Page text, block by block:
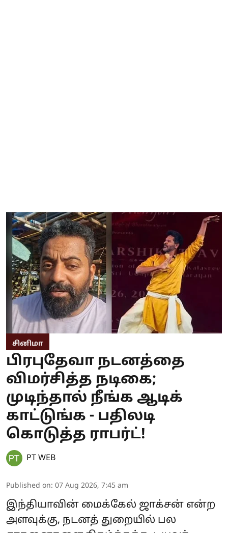
சினிமா
பிரபுதேவா நடனத்தை
விமர்சித்த நடிகை;
முடிந்தால் நீங்க ஆடிக்
காட்டுங்க - பதிலடி
கொடுத்த ராபர்ட்!
PT WEB
Published on: 07 Aug 2026, 7:45 am
இந்தியாவின் மைக்கேல் ஜாக்சன் என்ற
அளவுக்கு, நடனத் துறையில் பல